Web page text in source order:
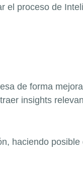
el proceso de
de forma
insights
haciendo